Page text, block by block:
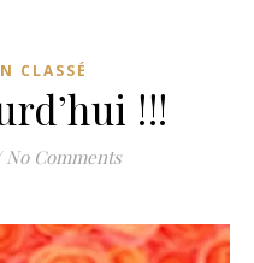
CLASSÉ
!!!
No Comments